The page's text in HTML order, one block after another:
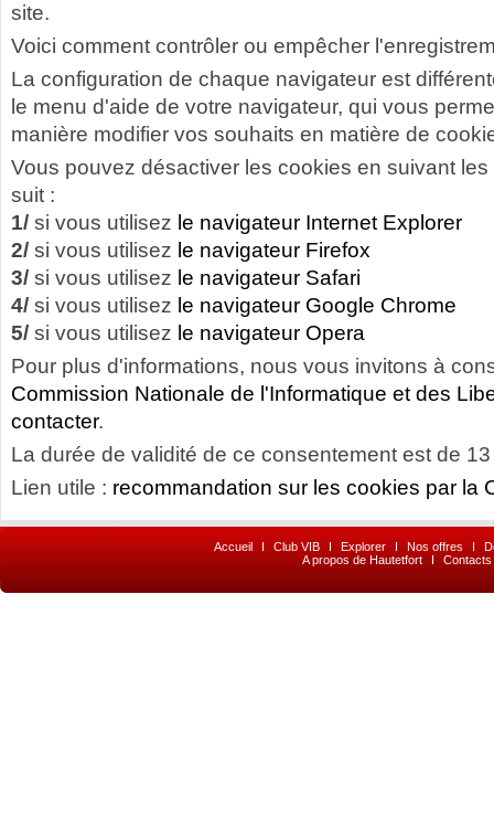
site.
Voici comment contrôler ou empêcher
La configuration de chaque navigateur est
le menu d'aide de votre navigateur, qui vous
manière modifier vos souhaits en matière de
Vous pouvez désactiver les cookies en suivant
suit :
1/ si vous utilisez le navigateur Internet Explorer
2/ si vous utilisez le navigateur Firefox
3/ si vous utilisez le navigateur Safari
4/ si vous utilisez le navigateur Google Chrome
5/ si vous utilisez le navigateur Opera
Pour plus d'informations, nous vous invitons à
Commission Nationale de l'Informatique et des
contacter.
La durée de validité de ce consentement est de
Lien utile : recommandation sur les cookies par la
Accueil I Club VIB I Explorer I Nos offres I
A propos de Hautetfort
I Contacts